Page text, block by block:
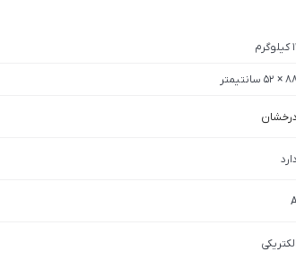
11 کیلوگرم
سانتیمتر
درخشان
دارد
الکتریکی